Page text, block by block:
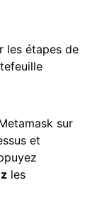
les étapes de
sur
et
les